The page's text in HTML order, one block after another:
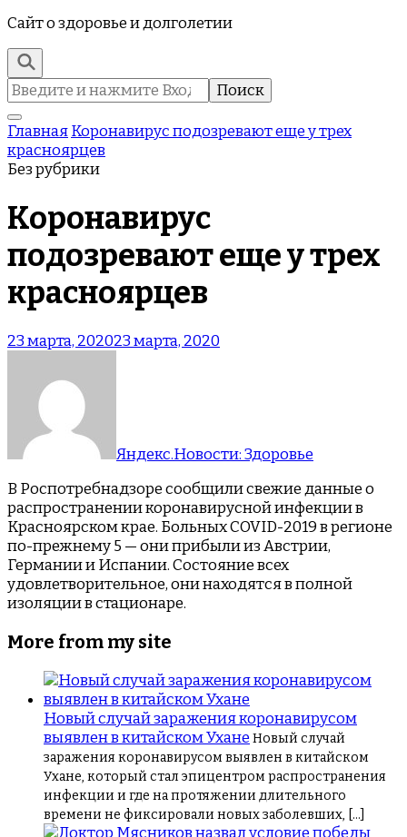
Сайт о здоровье и долголетии
Найти:
ГлавнаяКоронавирус подозревают еще у трех
красноярцев
Без рубрики
Коронавирус
подозревают еще у трех
красноярцев
23 марта, 202023 марта, 2020
Яндекс.Новости: Здоровье
В Роспотребнадзоре сообщили свежие данные о
распространении коронавирусной инфекции в
Красноярском крае. Больных COVID-2019 в регионе
по-прежнему 5 — они прибыли из Австрии,
Германии и Испании. Состояние всех
удовлетворительное, они находятся в полной
изоляции в стационаре.
More from my site
Новый случай заражения коронавирусом
выявлен в китайском Ухане Новый случай
заражения коронавирусом выявлен в китайском
Ухане, который стал эпицентром распространения
инфекции и где на протяжении длительного
времени не фиксировали новых заболевших, […]